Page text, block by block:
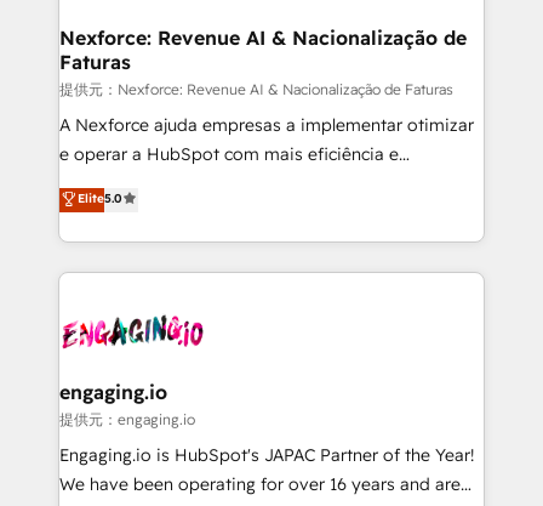
Station, Freshdesk, Intercom, and more. Custom
objects, automations, and integrations built for
growth. 🚀 AI-Driven GTM Orchestration Unify
HubSpot with LinkedIn, WhatsApp, email, paid
media, and AI voice to drive pipeline. 🤖 AI Custom
prospecting, follow-ups, service triage, and
knowledge retrieval—built in HubSpot. ⚡ Fast-Track
advanced optimization & adoption 📍 São Paulo, BR
• Des Moines, IA • New York, NY
Nexforce: Revenue AI & Nacionalização de
Faturas
提供元：Nexforce: Revenue AI & Nacionalização de Faturas
A Nexforce ajuda empresas a implementar otimizar
e operar a HubSpot com mais eficiência e
previsibilidade de receita. Combinamos Revenue
Operations (RevOps) e Inteligência Artificial para
estruturar processos integrar sistemas organizar
dados e automatizar operações. O objetivo é
operacional de receita conectando equipes
Também somos distribuidores oficiais da HubSpot
e de mais de 150 softwares globais permitindo
contratar e pagar a HubSpot em reais com nota
fiscal no Brasil e gerar economia de até 50% na
Elite5.0
engaging.io
提供元：engaging.io
Engaging.io is HubSpot's JAPAC Partner of the Year!
We have been operating for over 16 years and are